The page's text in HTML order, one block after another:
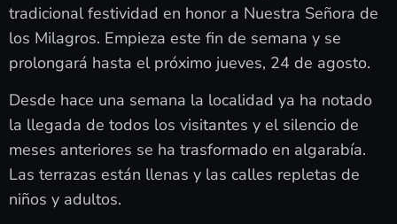
tradicional festividad en honor a Nuestra Señora de
los Milagros. Empieza este fin de semana y se
prolongará hasta el próximo jueves, 24 de agosto.
Desde hace una semana la localidad ya ha notado
la llegada de todos los visitantes y el silencio de
meses anteriores se ha trasformado en algarabía.
Las terrazas están llenas y las calles repletas de
niños y adultos.